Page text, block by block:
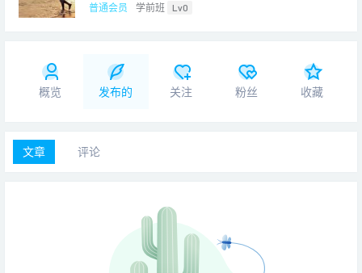
普通会员 学前班 Lv0
概览 发布的 关注 粉丝 收藏
文章 评论